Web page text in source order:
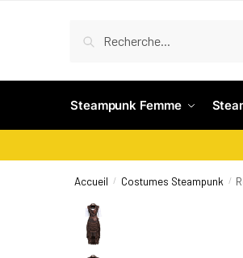
Steampunk Femme
Accueil / Costumes Steampunk /